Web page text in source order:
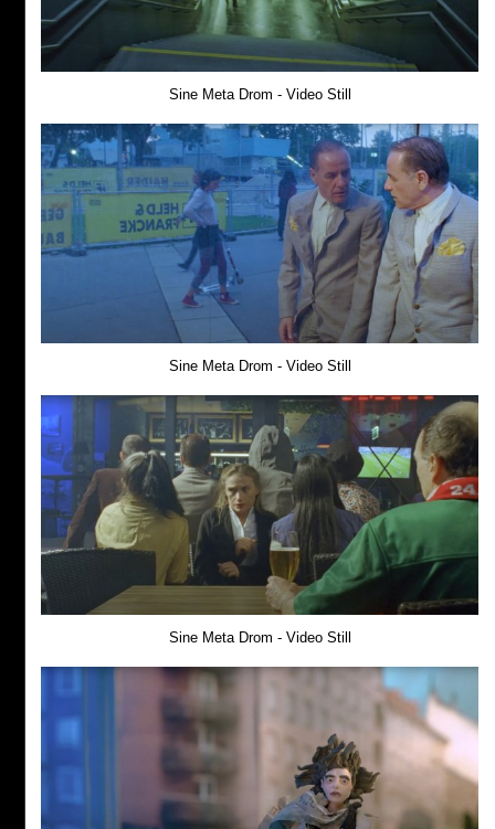
Sine Meta Drom - Video Still
Sine Meta Drom - Video Still
Sine Meta Drom - Video Still